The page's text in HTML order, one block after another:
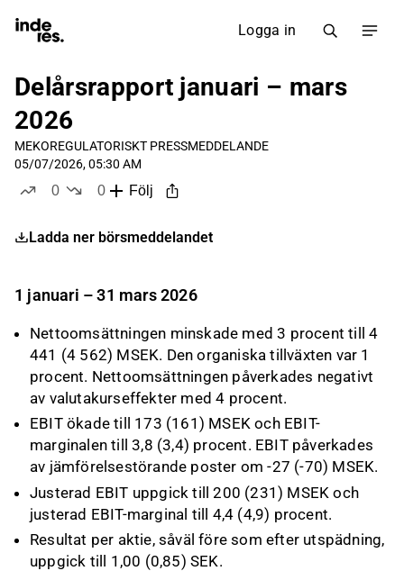
Logga in
Delårsrapport januari – mars
2026
MEKOREGULATORISKT PRESSMEDDELANDE
05/07/2026, 05:30 AM
0
0
Följ
Ladda ner börsmeddelandet
1 januari – 31 mars 2026
Nettoomsättningen minskade med 3 procent till 4
441 (4 562) MSEK. Den organiska tillväxten var 1
procent. Nettoomsättningen påverkades negativt
av valutakurseffekter med 4 procent.
EBIT ökade till 173 (161) MSEK och EBIT-
marginalen till 3,8 (3,4) procent. EBIT påverkades
av jämförelsestörande poster om -27 (-70) MSEK.
Justerad EBIT uppgick till 200 (231) MSEK och
justerad EBIT-marginal till 4,4 (4,9) procent.
Resultat per aktie, såväl före som efter utspädning,
uppgick till 1,00 (0,85) SEK.